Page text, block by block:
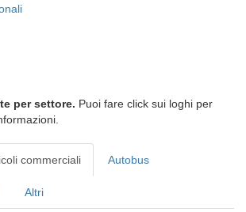
per settore. Puoi fare click sui loghi per
commerciali Autobus
Altri